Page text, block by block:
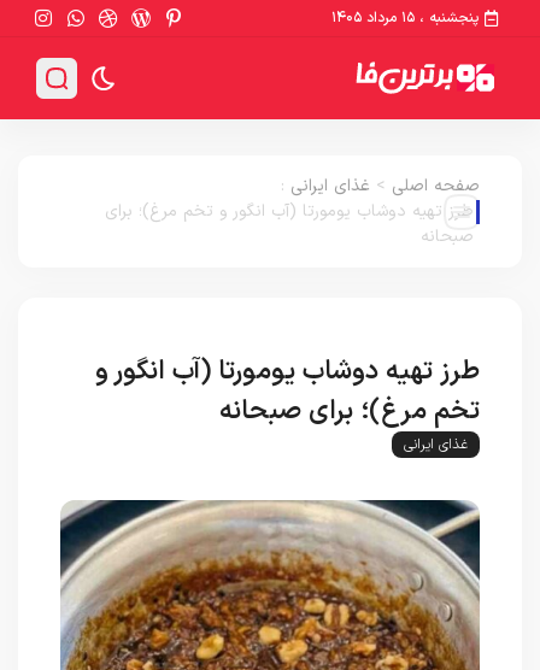
پنجشنبه ، ۱۵ مرداد ۱۴۰۵
صفحه اصلی > غذای ایرانی
طرز تهیه دوشاب یومورتا (آب انگور و تخم مرغ)؛ برای
صبحانه
طرز تهیه دوشاب یومورتا (آب انگور و
تخم مرغ)؛ برای صبحانه
غذای ایرانی